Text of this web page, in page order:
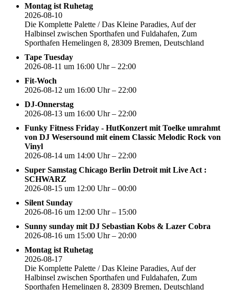
Montag ist Ruhetag
2026-08-10
Die Komplette Palette / Das Kleine Paradies, Auf der
Halbinsel zwischen Sporthafen und Fuldahafen, Zum
Sporthafen Hemelingen 8, 28309 Bremen, Deutschland
Tape Tuesday
2026-08-11 um 16:00 Uhr – 22:00
Fit-Woch
2026-08-12 um 16:00 Uhr – 22:00
DJ-Onnerstag
2026-08-13 um 16:00 Uhr – 22:00
Funky Fitness Friday - HutKonzert mit Toelke umrahmt
von DJ Wesersound mit einem Classic Melodic Rock von
Vinyl
2026-08-14 um 14:00 Uhr – 22:00
Super Samstag Chicago Berlin Detroit mit Live Act :
SCHWARZ
2026-08-15 um 12:00 Uhr – 00:00
Silent Sunday
2026-08-16 um 12:00 Uhr – 15:00
Sunny sunday mit DJ Sebastian Kobs & Lazer Cobra
2026-08-16 um 15:00 Uhr – 20:00
Montag ist Ruhetag
2026-08-17
Die Komplette Palette / Das Kleine Paradies, Auf der
Halbinsel zwischen Sporthafen und Fuldahafen, Zum
Sporthafen Hemelingen 8, 28309 Bremen, Deutschland